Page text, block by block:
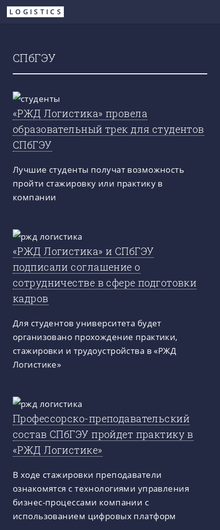
Перейти
LOGISTICS
СПбГЭУ
«РЖД Логистика» провела
образовательный трек для студентов
СПбГЭУ
Лучшие студенты получат возможность
пройти стажировку или практику в
компании
«РЖД Логистика» и СПбГЭУ
подписали соглашение о
сотрудничестве в сфере подготовки
кадров
Для студентов университета будет
организовано прохождение практики,
стажировки и трудоустройства в «РЖД
Логистике»
Профессорско-преподавательский
состав СПбГЭУ пройдет практику в
«РЖД Логистике»
В ходе стажировки преподаватели
ознакомятся с технологиями управления
бизнес-процессами компании с
использованием цифровых платформ